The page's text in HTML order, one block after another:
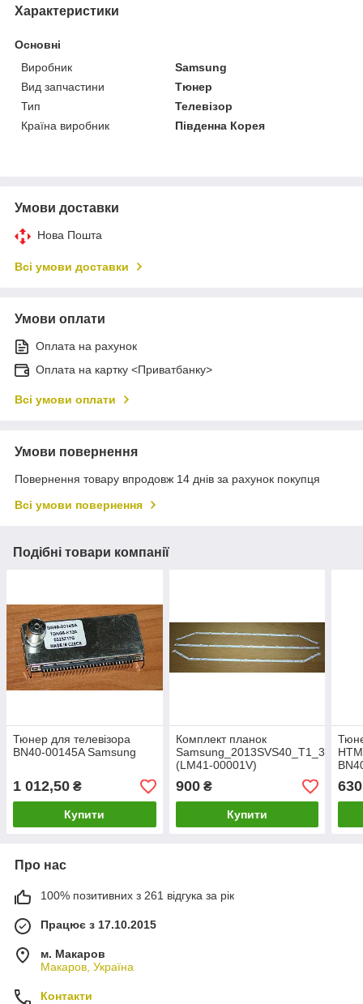
Характеристики
Основні
Виробник
Samsung
Вид запчастини
Тюнер
Тип
Телевізор
Країна виробник
Південна Корея
Умови доставки
Нова Пошта
Всі умови доставки
Умови оплати
Оплата на рахунок
Оплата на картку <Приватбанку>
Всі умови оплати
Умови повернення
Повернення товару впродовж 14 днів за рахунок покупця
Всі умови повернення
Подібні товари компанії
Тюнер для телевізора
BN40-00145A Samsung
1 012,50 ₴
Купити
Комплект планок
(LM41-00001V)
900₴
Купити
630
Про нас
100% позитивних з 261 відгука за рік
Працює з 17.10.2015
м. Макаров
Макаров, Україна
Контакти